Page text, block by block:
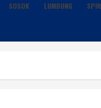
SOSOK LUMBUNG